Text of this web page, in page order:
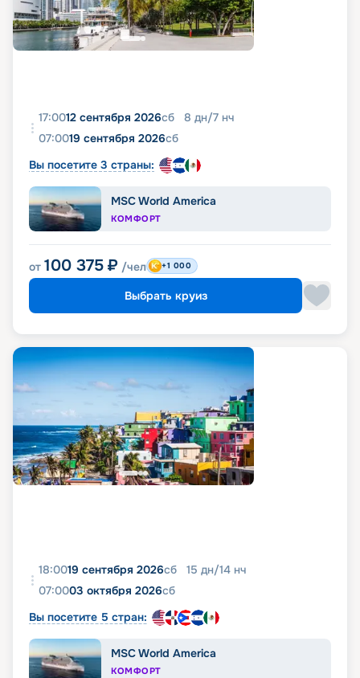
17:0012 сентября 2026сб 8 дн/7 нч
07:0019 сентября 2026сб
Вы посетите 3 страны:
MSC World America
КОМФОРТ
от 100 375 ₽ /чел +1 000
Выбрать круиз
18:0019 сентября 2026сб 15 дн/14 нч
07:0003 октября 2026сб
Вы посетите 5 стран:
MSC World America
КОМФОРТ